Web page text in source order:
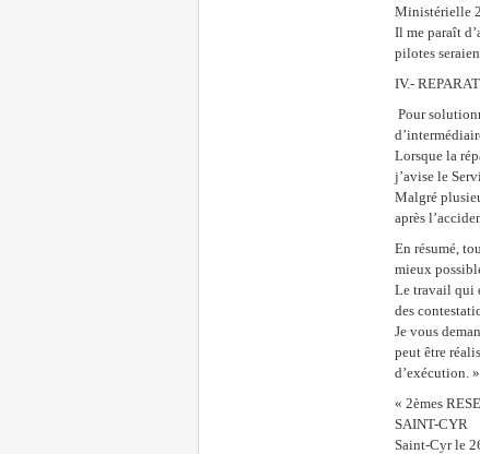
Ministérielle
Il me paraît
pilotes
IV.-
Pour
Lorsque la
j’avise le
Malgré
après
En résumé,
mieux
Le travail qui
des
Je vous
peut être
d’exécution. »
« 2èmes
SAINT-CYR
Saint-Cyr le